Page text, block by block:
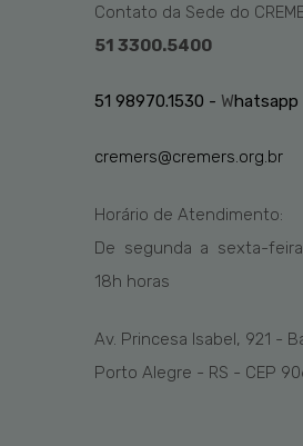
Contato da Sede do
51 3300.5400
51 98970.1530 - Whatsapp
cremers@cremers.org.br
Horário de Atendimento:
De segunda a sexta-
18h horas
Av. Princesa Isabel, 921 -
Porto Alegre - RS - CEP